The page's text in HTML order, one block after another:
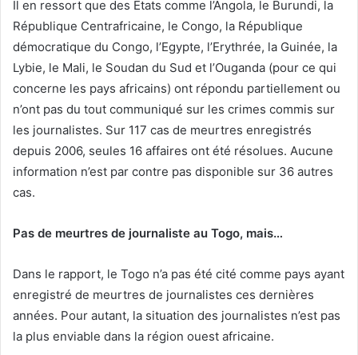
Il en ressort que des Etats comme l’Angola, le Burundi, la
République Centrafricaine, le Congo, la République
démocratique du Congo, l’Egypte, l’Erythrée, la Guinée, la
Lybie, le Mali, le Soudan du Sud et l’Ouganda (pour ce qui
concerne les pays africains) ont répondu partiellement ou
n’ont pas du tout communiqué sur les crimes commis sur
les journalistes. Sur 117 cas de meurtres enregistrés
depuis 2006, seules 16 affaires ont été résolues. Aucune
information n’est par contre pas disponible sur 36 autres
cas.
Pas de meurtres de journaliste au Togo, mais…
Dans le rapport, le Togo n’a pas été cité comme pays ayant
enregistré de meurtres de journalistes ces dernières
années. Pour autant, la situation des journalistes n’est pas
la plus enviable dans la région ouest africaine.